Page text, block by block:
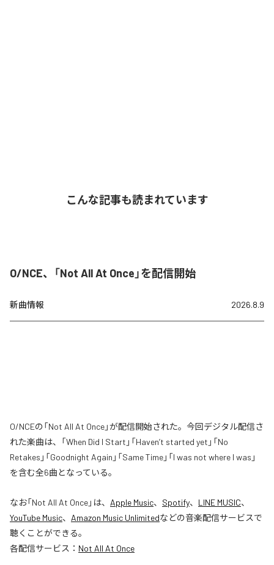
こんな記事も読まれています
O/NCE、「Not All At Once」を配信開始
新曲情報 2026.8.9
O/NCEの「Not All At Once」が配信開始された。今回デジタル配信さ
れた楽曲は、「When Did I Start」「Haven’t started yet」「No
Retakes」「Goodnight Again」「Same Time」「I was not where I was」
を含む全6曲となっている。
なお「Not All At Once」は、 Apple Music、 Spotify、 LINE MUSIC、
YouTube Music、 Amazon Music Unlimitedなどの音楽配信サービスで
聴くことができる。
各配信サービス： Not All At Once